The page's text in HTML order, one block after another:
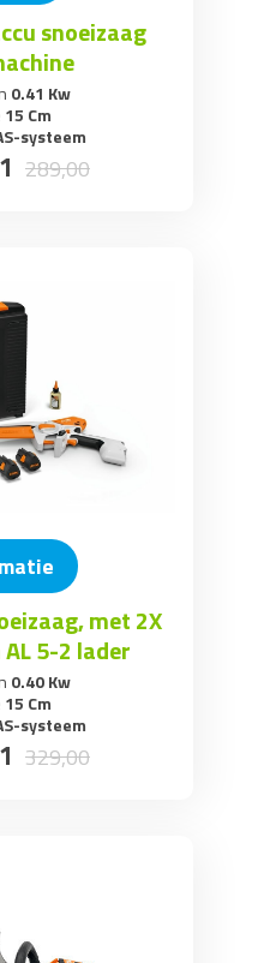
snoeizaag
0.41 Kw
15 Cm
systeem
289,00
met 2X
AL 5-2 lader
0.40 Kw
15 Cm
systeem
329,00